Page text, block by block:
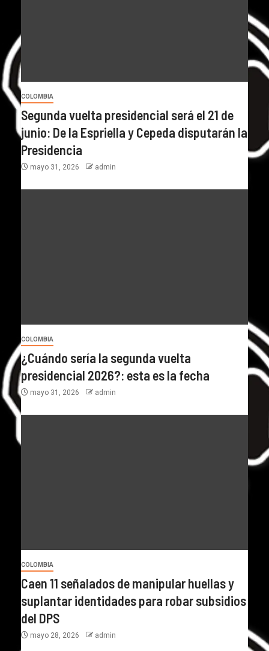
COLOMBIA
Segunda vuelta presidencial será el 21 de
junio: De la Espriella y Cepeda disputarán la
Presidencia
mayo 31, 2026 admin
COLOMBIA
¿Cuándo sería la segunda vuelta
presidencial 2026?: esta es la fecha
mayo 31, 2026 admin
COLOMBIA
Caen 11 señalados de manipular huellas y
suplantar identidades para robar subsidios
del DPS
mayo 28, 2026 admin